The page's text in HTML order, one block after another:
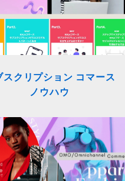
スクリプション コマース
ノウハウ